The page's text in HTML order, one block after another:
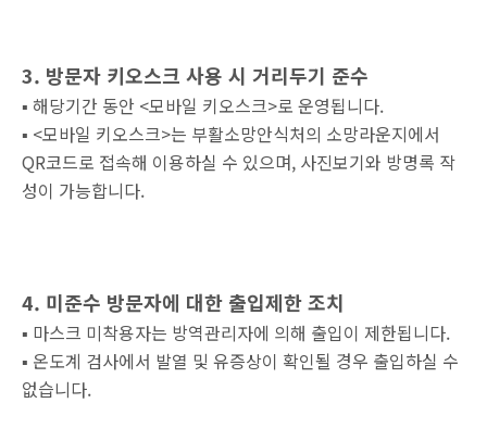
3. 방문자 키오스크 사용 시 거리두기 준수
▪︎ 해당기간 동안 <모바일 키오스크>로 운영됩니다.
▪︎ <모바일 키오스크>는 부활소망안식처의 소망라운지에서
QR코드로 접속해 이용하실 수 있으며, 사진보기와 방명록 작
성이 가능합니다.
4. 미준수 방문자에 대한 출입제한 조치
▪︎ 마스크 미착용자는 방역관리자에 의해 출입이 제한됩니다.
▪︎ 온도계 검사에서 발열 및 유증상이 확인될 경우 출입하실 수
없습니다.